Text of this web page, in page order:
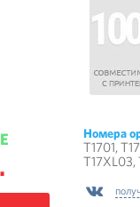
Номера
T1701,
T17XL03,